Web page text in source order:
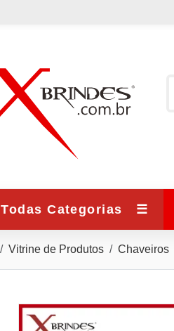
Todas Categorias ☰
Vitrine de Produtos Chaveiros